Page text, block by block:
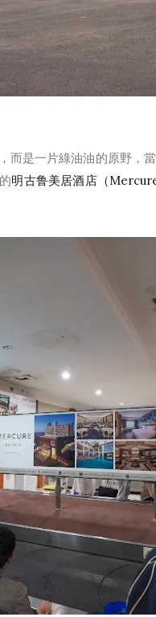
而是一片綠油油的原野，
明古鲁美居酒店（